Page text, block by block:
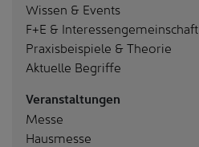
Wissen & Events
F+E & Interessengemeinschaft
Praxisbeispiele & Theorie
Aktuelle Begriffe
Veranstaltungen
Messe
Hausmesse